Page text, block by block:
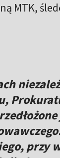
MTK,
przy